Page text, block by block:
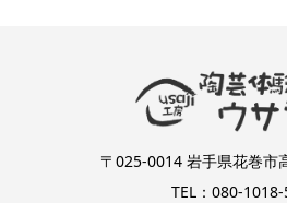
〒025-0014 岩手県花巻市
TEL：080-